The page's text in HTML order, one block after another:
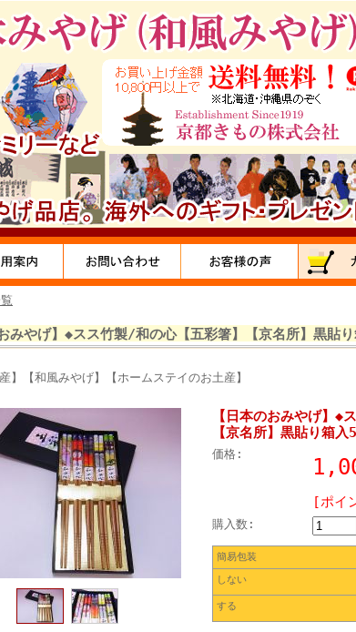
おみやげ】◆スス竹製/和の心【五彩箸】【京名所】黒貼
】【和風みやげ】【ホームステイのお土産】
【日本のおみやげ】◆
【京名所】黒貼り箱入
価格:
[ポイ
購入数:
簡易包装
しない
する